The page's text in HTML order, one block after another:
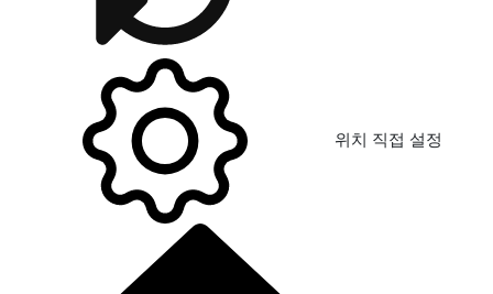
위치 직접 설정